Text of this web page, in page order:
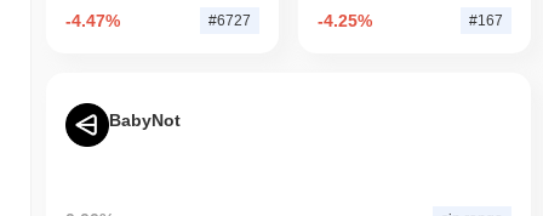
-4.47% #6727 -4.25% #167
BabyNot